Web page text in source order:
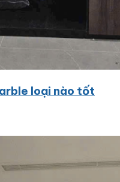
loại nào tốt